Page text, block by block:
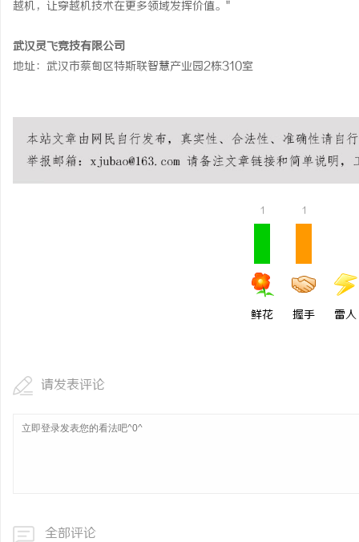
越机，让穿越机技术在更多领域发挥价值。"
武汉灵飞竞技有限公司
地址：武汉市蔡甸区特斯联智慧产业园2栋310室
1
鲜花
1
握手 雷人
请发表评论
全部评论